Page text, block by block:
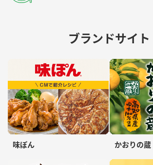
ブランドサイト
味ぽん かおりの蔵